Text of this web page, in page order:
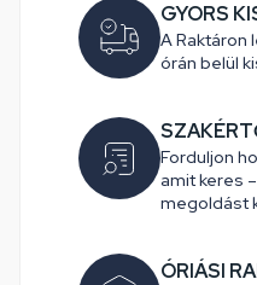
GYORS
A Raktáron
órán belül
Forduljon
amit keres
megoldást
ÓRIÁSI